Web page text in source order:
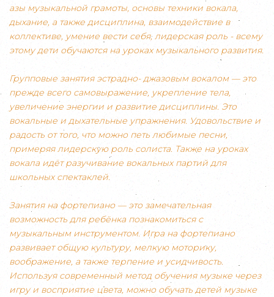
азы музыкальной грамоты, основы техники вокала,
дыхание, а также дисциплина, взаимодействие в
коллективе, умение вести себя, лидерская роль - всему
этому дети обучаются на уроках музыкального развития.
Групповые занятия эстрадно- джазовым вокалом — это
прежде всего самовыражение, укрепление тела,
увеличение энергии и развитие дисциплины. Это
вокальные и дыхательные упражнения. Удовольствие и
радость от того, что можно петь любимые песни,
примеряя лидерскую роль солиста. Также на уроках
вокала идёт разучивание вокальных партий для
школьных спектаклей.
Занятия на фортепиано — это замечательная
возможность для ребёнка познакомиться с
музыкальным инструментом. Игра на фортепиано
развивает общую культуру, мелкую моторику,
воображение, а также терпение и усидчивость.
Используя современный метод обучения музыке через
игру и восприятие цвета, можно обучать детей музыке